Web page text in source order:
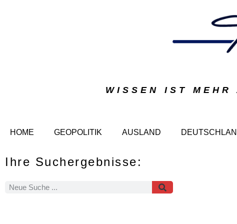
WISSEN IST MEHR
HOME GEOPOLITIK AUSLAND
Ihre Suchergebnisse: